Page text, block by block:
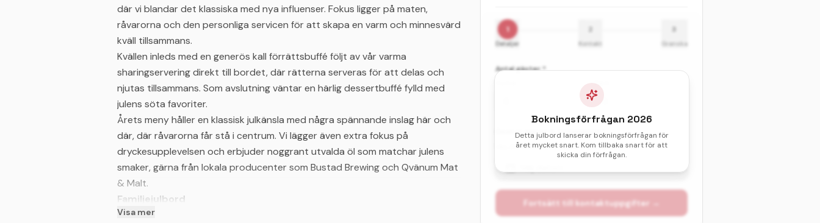
där vi blandar det klassiska med nya influenser. Fokus ligger på maten,
råvarorna och den personliga servicen för att skapa en varm och minnesvärd
kväll tillsammans.
Kvällen inleds med en generös kall förrättsbuffé följt av vår varma
sharingservering direkt till bordet, där rätterna serveras för att delas och
njutas tillsammans. Som avslutning väntar en härlig dessertbuffé fylld med
julens söta favoriter.
Årets meny håller en klassisk julkänsla med några spännande inslag här och
där, där råvarorna får stå i centrum. Vi lägger även extra fokus på
dryckesupplevelsen och erbjuder noggrant utvalda öl som matchar julens
smaker, gärna från lokala producenter som Bustad Brewing och Qvänum Mat
& Malt.
Familjejulbord
Välkomna att uppleva julens magi tillsammans med oss! Under tre utvalda
Visa mer
1
Detaljer Kontakt
3
Granska
Antal gäster *
Barn
Önskat datum & sittningstid *
Välj ditt förstaval av datum och tid.
Fortsätt till kontaktuppgifter →
Bokningsförfrågan 2026
Detta julbord lanserar bokningsförfrågan för
året mycket snart. Kom tillbaka snart för att
skicka din förfrågan.